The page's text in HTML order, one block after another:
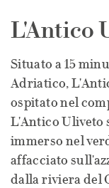
L'Antico
Situato a 15
Adriatico,
ospitato nel
L'Antico Uliveto
immerso nel
affacciato
dalla riviera del